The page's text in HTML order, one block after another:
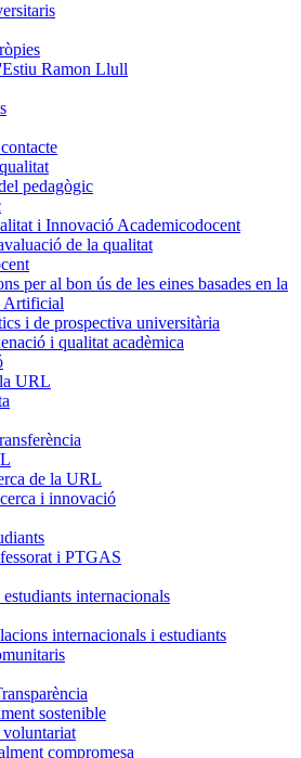
Ramon Llull
pedagògic
i Innovació Academicodocent
de la qualitat
per al bon ús de les eines basades en la
Artificial
i de prospectiva universitària
i qualitat acadèmica
URL
de la URL
i innovació
i PTGAS
internacionals
internacionals i estudiants
sostenible
compromesa